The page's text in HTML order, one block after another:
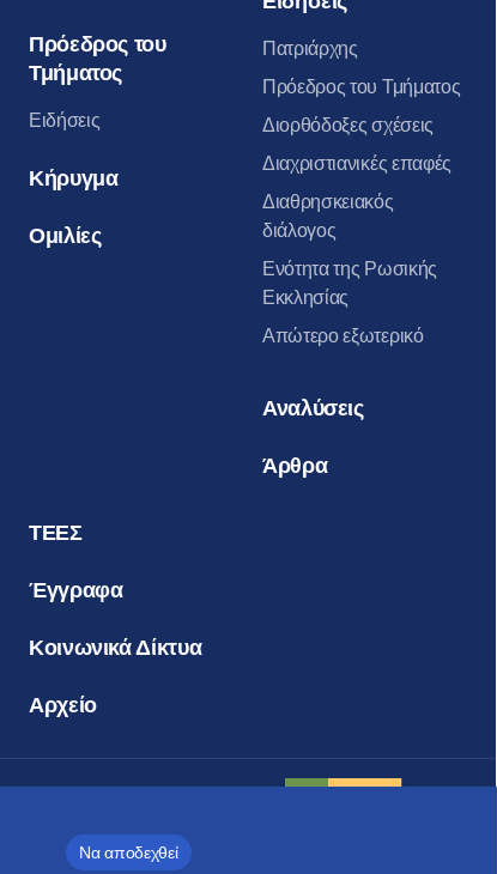
Να αποδεχθεί
Πρόεδρος του
Τμήματος
Ειδήσεις
Κήρυγμα
Ομιλίες
Πατριάρχης
Πρόεδρος του Τμήματος
Διορθόδοξες σχέσεις
Διαχριστιανικές επαφές
Διαθρησκειακός
διάλογος
Ενότητα της Ρωσικής
Εκκλησίας
Απώτερο εξωτερικό
Αναλύσεις
Άρθρα
ΤΕΕΣ
Έγγραφα
Κοινωνικά Δίκτυα
Αρχείο
Περιοδικό
«Εκκλησία και